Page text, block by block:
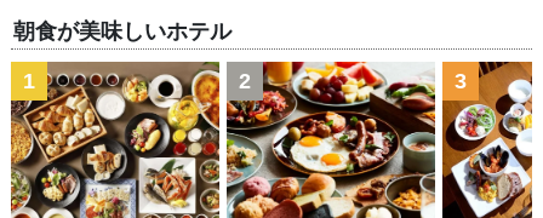
朝食が美味しいホテル
1 2 3